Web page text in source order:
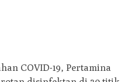
COVID-19, Pertamina